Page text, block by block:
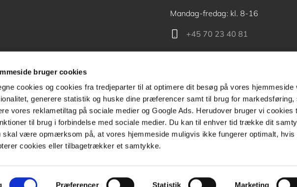
bruger cookies
cookies og cookies fra tredjeparter til at optimere dit besøg på vores hjemmeside
generere statistik og huske dine præferencer samt til brug for markedsføring,
vores reklametiltag på sociale medier og Google Ads. Herudover bruger vi cookies
til brug i forbindelse med sociale medier. Du kan til enhver tid trække dit
skal være opmærksom på, at vores hjemmeside muligvis ikke fungerer optimalt, hvis
cookies eller tilbagetrækker et samtykke.
Præferencer Statistik Marketing
Mandag-fredag: kl. 8-16
+45 70 23 40 81
Kontakt receptionen
+45 70 24 00 00